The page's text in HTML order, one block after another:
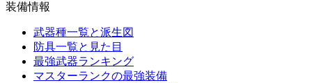
装備情報
武器種一覧と派生図
防具一覧と見た目
最強武器ランキング
マスターランクの最強装備